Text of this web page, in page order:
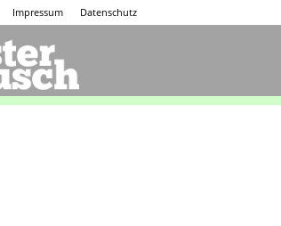
Impressum Datenschutz